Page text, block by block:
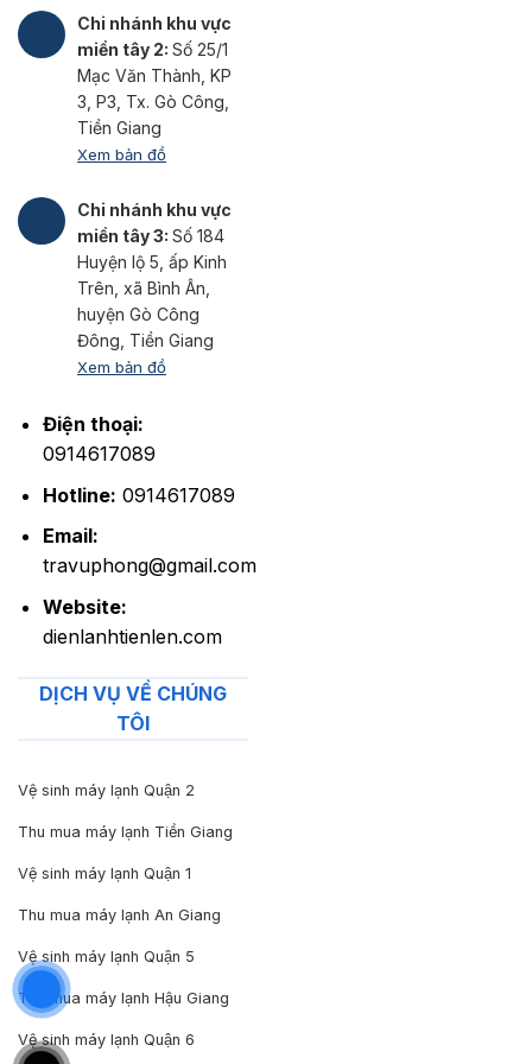
Chi nhánh khu vực
miền tây 2: Số 25/1
Mạc Văn Thành, KP
3, P3, Tx. Gò Công,
Tiền Giang
Xem bản đồ
Chi nhánh khu vực
miền tây 3: Số 184
Huyện lộ 5, ấp Kinh
Trên, xã Bình Ân,
huyện Gò Công
Đông, Tiền Giang
Xem bản đồ
Điện thoại:
0914617089
Hotline: 0914617089
Email:
travuphong@gmail.com
Website:
dienlanhtienlen.com
DỊCH VỤ VỀ CHÚNG
TÔI
Vệ sinh máy lạnh Quận 2
Thu mua máy lạnh Tiền Giang
Vệ sinh máy lạnh Quận 1
Thu mua máy lạnh An Giang
Vệ sinh máy lạnh Quận 5
Thu mua máy lạnh Hậu Giang
Vệ sinh máy lạnh Quận 6